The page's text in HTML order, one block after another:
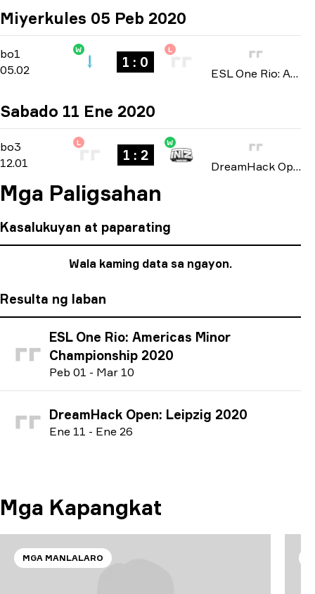
Miyerkules 05 Peb 2020
bo1 North America Open Qualifier 2
05.02
W
1 : 0
L
ESL One Rio: Americas Minor Championship 2020
Sabado 11 Ene 2020
bo3 North American Open Qualifier-
12.01
L
1 : 2
W
DreamHack Open: Leipzig 2020
Mga Paligsahan
Kasalukuyan at paparating
Wala kaming data sa ngayon.
Resulta ng laban
ESL One Rio: Americas Minor
Championship 2020
Peb 01 - Mar 10
DreamHack Open: Leipzig 2020
Ene 11 - Ene 26
Mga Kapangkat
MGA MANLALARO